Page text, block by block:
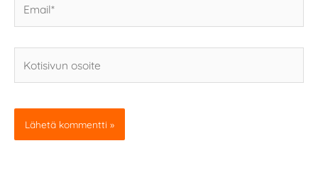
osoite